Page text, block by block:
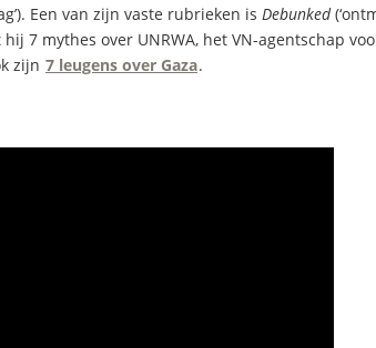
Een van zijn vaste rubrieken is Debunked
7 mythes over UNRWA, het VN-agentschap
zijn 7 leugens over Gaza.